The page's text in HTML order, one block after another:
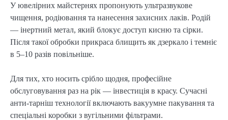
У ювелірних майстернях пропонують ультразвукове
чищення, родіювання та нанесення захисних лаків. Родій
— інертний метал, який блокує доступ кисню та сірки.
Після такої обробки прикраса блищить як дзеркало і темніє
в 5–10 разів повільніше.
Для тих, хто носить срібло щодня, професійне
обслуговування раз на рік — інвестиція в красу. Сучасні
анти-тарніш технології включають вакуумне пакування та
спеціальні коробки з вугільними фільтрами.